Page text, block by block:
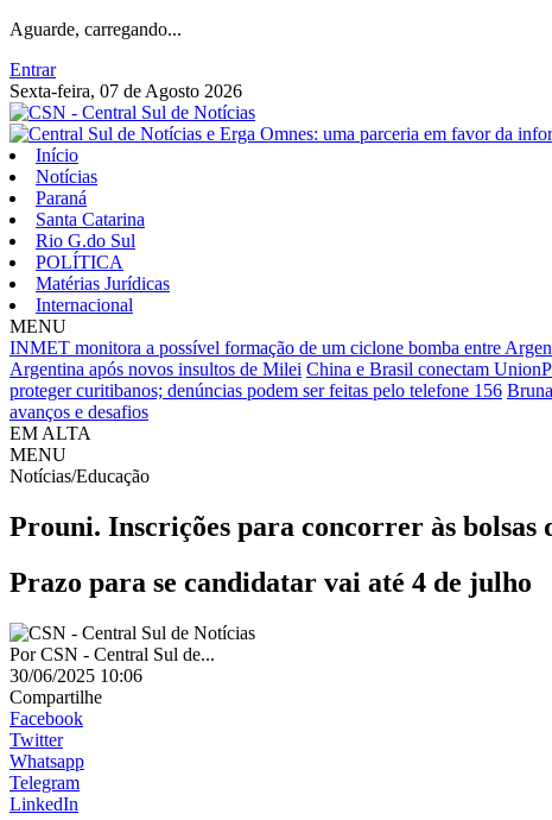
Aguarde, carregando...
Entrar
Sexta-feira, 07 de Agosto 2026
Início
Notícias
Paraná
Santa Catarina
Rio G.do Sul
POLÍTICA
Matérias Jurídicas
Internacional
MENU
INMET monitora a possível formação de um ciclone bomba entre
Argentina após novos insultos de Milei China e Brasil conectam
proteger curitibanos; denúncias podem ser feitas pelo telefone 156
avanços e desafios
EM ALTA
MENU
Notícias/Educação
Prouni. Inscrições para concorrer às bolsas
Prazo para se candidatar vai até 4 de julho
PorCSN - Central Sul de...
30/06/2025 10:06
Compartilhe
Facebook
Twitter
Whatsapp
Telegram
LinkedIn